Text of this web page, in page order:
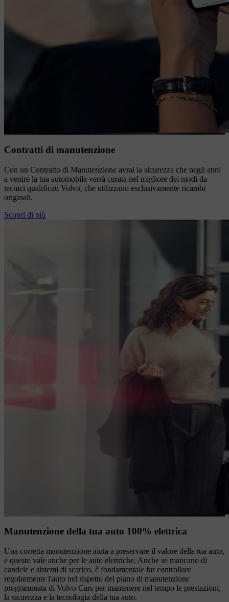
Contratti di manutenzione
Con un Contratto di Manutenzione avrai la sicurezza che negli anni
a venire la tua automobile verrà curata nel migliore dei modi da
tecnici qualificati Volvo, che utilizzano esclusivamente ricambi
originali.
Scopri di più
Manutenzione della tua auto 100% elettrica
Una corretta manutenzione aiuta a preservare il valore della tua auto,
e questo vale anche per le auto elettriche. Anche se mancano di
candele e sistemi di scarico, è fondamentale far controllare
regolarmente l'auto nel rispetto del piano di manutenzione
programmata di Volvo Cars per mantenere nel tempo le prestazioni,
la sicurezza e la tecnologia della tua auto.